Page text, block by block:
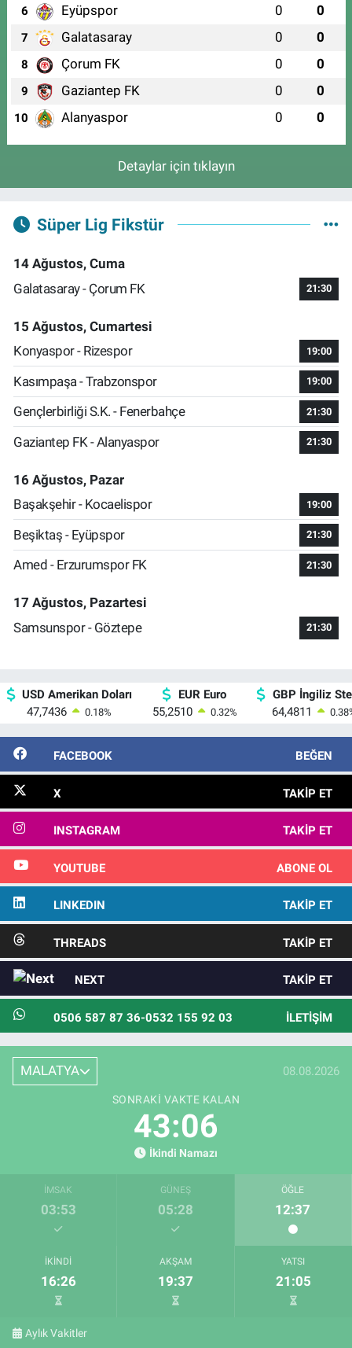
6 Eyüpspor 0 0
7 Galatasaray 0 0
8 Çorum FK 0 0
9 Gaziantep FK 0 0
10 Alanyaspor 0 0
Detaylar için tıklayın
Süper Lig Fikstür
14 Ağustos, Cuma
Galatasaray - Çorum FK
21:30
15 Ağustos, Cumartesi
Konyaspor - Rizespor
19:00
Kasımpaşa - Trabzonspor 19:00
Gençlerbirliği S.K. - Fenerbahçe 21:30
Gaziantep FK - Alanyaspor 21:30
16 Ağustos, Pazar
Başakşehir - Kocaelispor
19:00
Beşiktaş - Eyüpspor 21:30
Amed - Erzurumspor FK 21:30
17 Ağustos, Pazartesi
Samsunspor - Göztepe
21:30
USD Amerikan Doları
47,7436
0.18%
EUR Euro
55,2510
0.32%
GBP İngiliz
64,4811
0.38
FACEBOOK BEĞEN
X TAKIP ET
INSTAGRAM TAKIP ET
YOUTUBE ABONE OL
LINKEDIN TAKIP ET
THREADS TAKIP ET
NEXT TAKIP ET
0506 587 87 36-0532 155 92 03 İLETIŞIM
MALATYA 08.08.2026
SONRAKI VAKTE KALAN
43:04
İkindi Namazı
İMSAK
03:53
GÜNEŞ
05:28
ÖĞLE
12:37
İKINDI
16:26
AKŞAM
19:37
YATSI
21:05
Aylık Vakitler